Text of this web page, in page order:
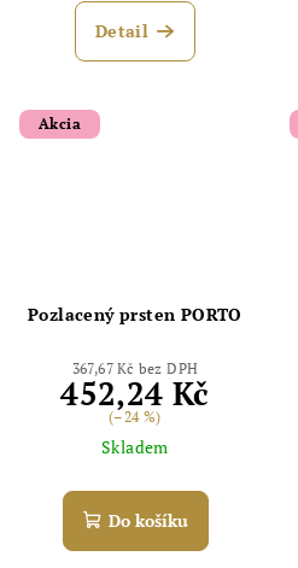
Detail
Akcia
Pozlacený prsten PORTO
367,67 Kč bez DPH
452,24 Kč
(–24 %)
Skladem
Do košíku